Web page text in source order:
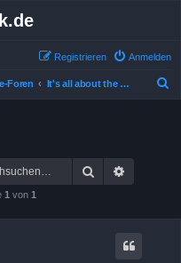
Anmelden
Registrieren
Foren It's all about the movies!
Suche
1 von 1